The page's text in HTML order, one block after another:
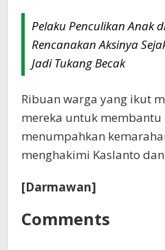
Pelaku Penculikan Anak
Rencanakan Aksinya
Jadi Tukang Becak
Ribuan warga yang ikut
mereka untuk
menumpahkan
menghakimi Kaslanto
[Darmawan]
Comments